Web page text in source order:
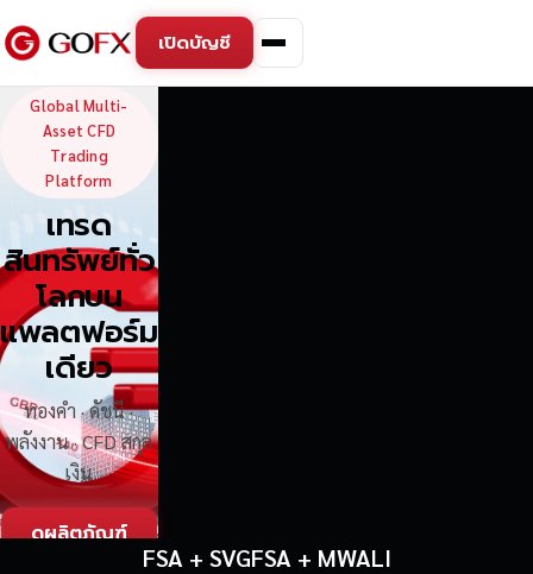
เปิดบัญชี
GoFX — Global Multi-
Global Multi-
Asset CFD
Trading
Platform
เทรด
สินทรัพย์ทั่ว
โลกบน
แพลตฟอร์ม
เดียว
ทองคำ · ดัชนี ·
พลังงาน · CFD สกุล
เงิน
ดูผลิตภัณฑ์
FSA + SVGFSA + MWALI